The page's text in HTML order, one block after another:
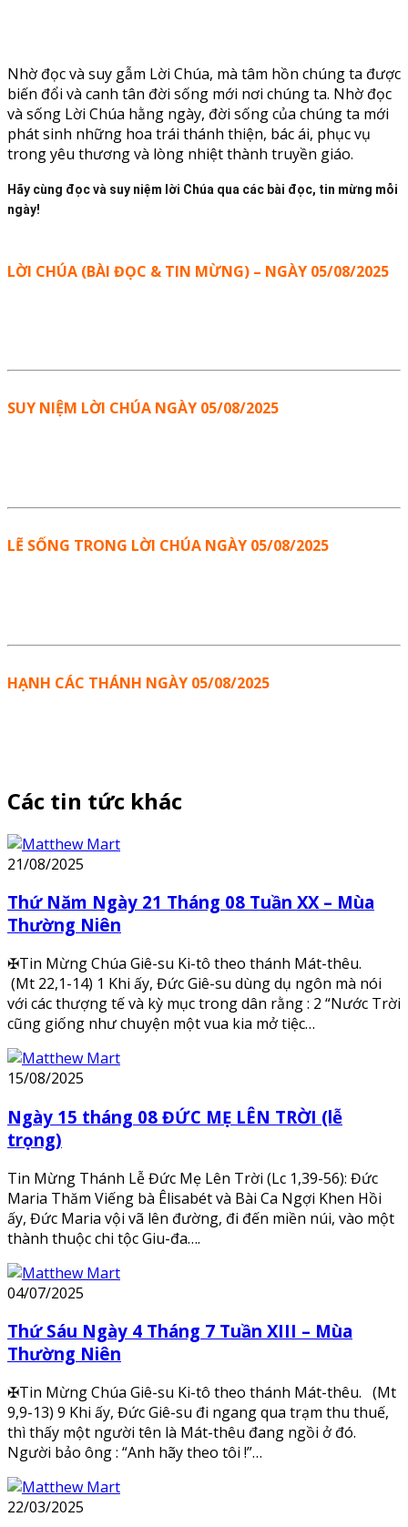
Nhờ đọc và suy gẫm Lời Chúa, mà tâm hồn chúng ta được
biến đổi và canh tân đời sống mới nơi chúng ta. Nhờ đọc
và sống Lời Chúa hằng ngày, đời sống của chúng ta mới
phát sinh những hoa trái thánh thiện, bác ái, phục vụ
trong yêu thương và lòng nhiệt thành truyền giáo.
Hãy cùng đọc và suy niệm lời Chúa qua các bài đọc, tin mừng mỗi
ngày!
LỜI CHÚA (BÀI ĐỌC & TIN MỪNG) – NGÀY 05/08/2025
SUY NIỆM LỜI CHÚA NGÀY 05/08/2025
LẼ SỐNG TRONG LỜI CHÚA NGÀY 05/08/2025
HẠNH CÁC THÁNH NGÀY 05/08/2025
Các tin tức khác
21/08/2025
Thứ Năm Ngày 21 Tháng 08 Tuần XX – Mùa
Thường Niên
✠Tin Mừng Chúa Giê-su Ki-tô theo thánh Mát-thêu.
(Mt 22,1-14) 1 Khi ấy, Đức Giê-su dùng dụ ngôn mà nói
với các thượng tế và kỳ mục trong dân rằng : 2 “Nước Trời
cũng giống như chuyện một vua kia mở tiệc…
15/08/2025
Ngày 15 tháng 08 ĐỨC MẸ LÊN TRỜI (lễ
trọng)
Tin Mừng Thánh Lễ Đức Mẹ Lên Trời (Lc 1,39-56): Đức
Maria Thăm Viếng bà Êlisabét và Bài Ca Ngợi Khen Hồi
ấy, Đức Maria vội vã lên đường, đi đến miền núi, vào một
thành thuộc chi tộc Giu-đa….
04/07/2025
Thứ Sáu Ngày 4 Tháng 7 Tuần XIII – Mùa
Thường Niên
✠Tin Mừng Chúa Giê-su Ki-tô theo thánh Mát-thêu. (Mt
9,9-13) 9 Khi ấy, Đức Giê-su đi ngang qua trạm thu thuế,
thì thấy một người tên là Mát-thêu đang ngồi ở đó.
Người bảo ông : “Anh hãy theo tôi !”…
22/03/2025